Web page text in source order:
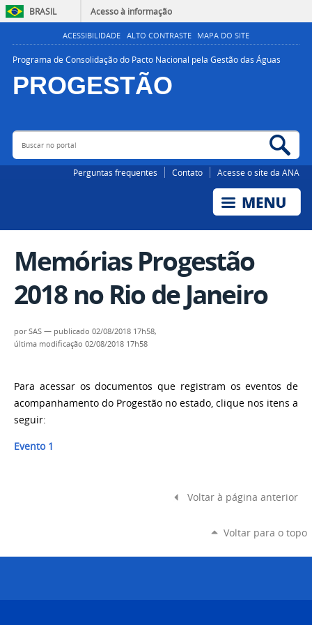
BRASIL Acesso à informação
ACESSIBILIDADE ALTO CONTRASTE MAPA DO SITE
Programa de Consolidação do Pacto Nacional pela Gestão das Águas
PROGESTÃO
AGÊNCIA NACIONAL DE ÁGUAS E SANEAMENTO BÁSICO
Buscar no portal
Perguntas frequentes Contato Acesse o site da ANA
Memórias Progestão
2018 no Rio de Janeiro
porSAS — publicado 02/08/2018 17h58,
última modificação 02/08/2018 17h58
Para acessar os documentos que registram os eventos de
acompanhamento do Progestão no estado, clique nos itens a
seguir:
Evento 1
Voltar à página anterior
Voltar para o topo